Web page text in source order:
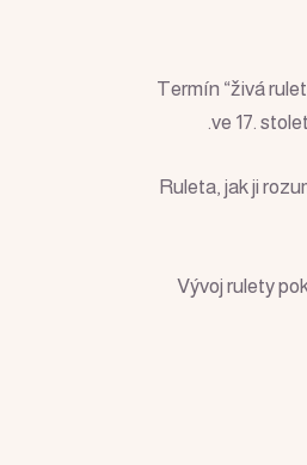
Termín “živá
ve 17.
Ruleta, jak ji
Vývoj rulety